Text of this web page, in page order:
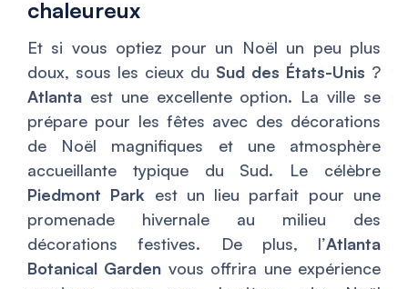
chaleureux
Et si vous optiez pour un Noël un peu plus
doux, sous les cieux du Sud des États-Unis ?
Atlanta est une excellente option. La ville se
prépare pour les fêtes avec des décorations
de Noël magnifiques et une atmosphère
accueillante typique du Sud. Le célèbre
Piedmont Park est un lieu parfait pour une
promenade hivernale au milieu des
décorations festives. De plus, l’Atlanta
Botanical Garden vous offrira une expérience